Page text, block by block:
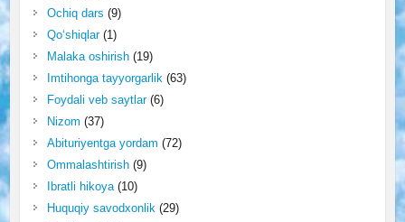
Ochiq dars (9)
Qo‘shiqlar(1)
Malaka oshirish(19)
Imtihonga tayyorgarlik(63)
Foydali veb saytlar(6)
Nizom (37)
Abituriyentga yordam (72)
Ommalashtirish(9)
Ibratli hikoya(10)
Huquqiy savodxonlik(29)